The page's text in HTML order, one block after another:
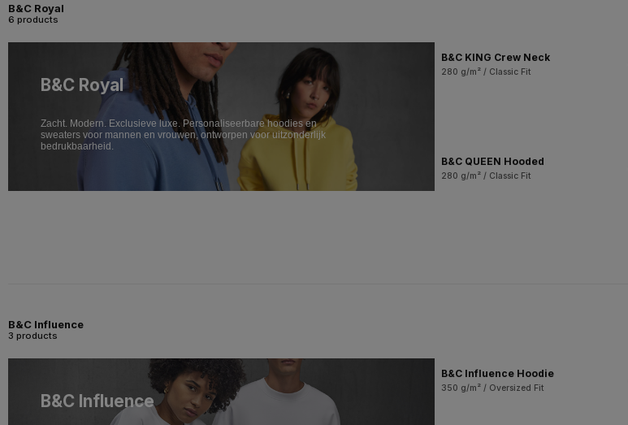
B&C Royal
6 products
B&C Royal
Zacht. Modern. Exclusieve luxe. Personaliseerbare hoodies en
sweaters voor mannen en vrouwen, ontworpen voor uitzonderlijk
bedrukbaarheid.
B&C KING Crew Neck
280 g/m² / Classic Fit
B&C QUEEN Hooded
280 g/m² / Classic Fit
B&C Influence
3 products
B&C Influence
B&C Influence Hoodie
350 g/m² / Oversized Fit